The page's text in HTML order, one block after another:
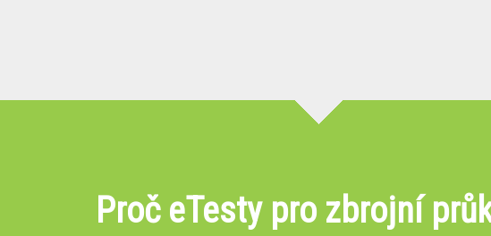
Proč eTesty pro zbrojní